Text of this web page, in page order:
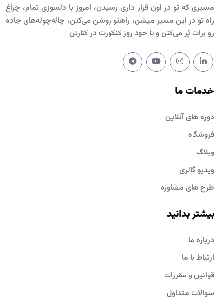
مسیری که تو در اون قرار داری رسیدن، امروز با دلسوزی تمام، چراغ
راه تو در این مسیر میشن، راهتو روشن می‌کنن، چاله‌چوله‌های جاده
رو برات پُر می‌کنن و تا خود روز کنکورت در کنارتن
خدمات ما
دوره های آنلاین
فروشگاه
وبلاگ
ویدیو گالری
طرح های مشاوره
بیشتر بدانید
درباره ما
ارتباط با ما
قوانین و مقررات
سوالات متداول